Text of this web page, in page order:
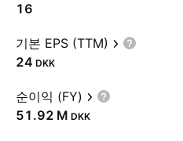
16
기본 EPS (TTM)
24 DKK
순이익 (FY)
‪51.92 M‬ DKK